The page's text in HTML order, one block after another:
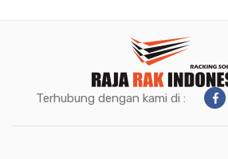
Terhubung dengan kami di :